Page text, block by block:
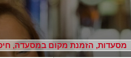
מסעדות, הזמנת מקום במסעדה,